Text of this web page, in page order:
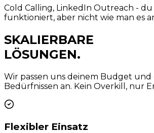
Cold Calling, LinkedIn Outreach - du
funktioniert, aber nicht wie man es
SKALIERBARE
LÖSUNGEN.
Wir passen uns deinem Budget und
Bedürfnissen an. Kein Overkill, nur
Flexibler Einsatz